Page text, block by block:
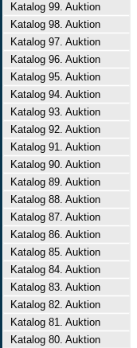
Katalog 99. Auktion
Katalog 98. Auktion
Katalog 97. Auktion
Katalog 96. Auktion
Katalog 95. Auktion
Katalog 94. Auktion
Katalog 93. Auktion
Katalog 92. Auktion
Katalog 91. Auktion
Katalog 90. Auktion
Katalog 89. Auktion
Katalog 88. Auktion
Katalog 87. Auktion
Katalog 86. Auktion
Katalog 85. Auktion
Katalog 84. Auktion
Katalog 83. Auktion
Katalog 82. Auktion
Katalog 81. Auktion
Katalog 80. Auktion